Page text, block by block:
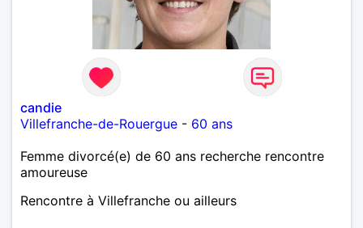
candie
Villefranche-de-Rouergue - 60 ans
Femme divorcé(e) de 60 ans recherche rencontre
amoureuse
Rencontre à Villefranche ou ailleurs